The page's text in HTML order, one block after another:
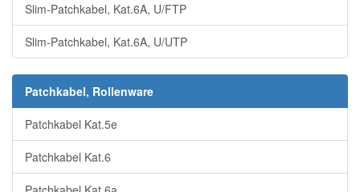
Slim-Patchkabel, Kat.6A, U/FTP
Slim-Patchkabel, Kat.6A, U/UTP
Patchkabel, Rollenware
Patchkabel Kat.5e
Patchkabel Kat.6